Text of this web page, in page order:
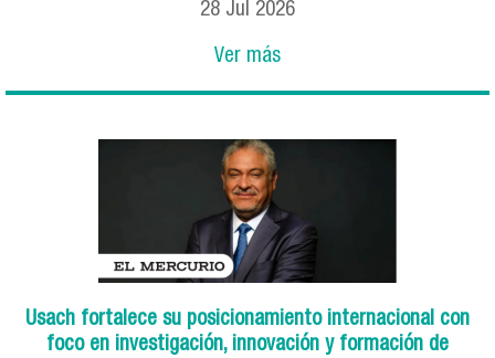
28 Jul 2026
Ver más
Usach fortalece su posicionamiento internacional con
foco en investigación, innovación y formación de